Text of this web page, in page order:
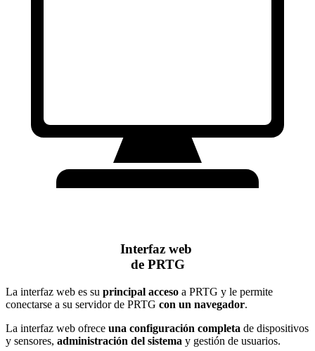
Interfaz web
de PRTG
La interfaz web es su principal acceso a PRTG y le permite
conectarse a su servidor de PRTG con un navegador.
La interfaz web ofrece una configuración completa de dispositivos
y sensores, administración del sistema y gestión de usuarios.